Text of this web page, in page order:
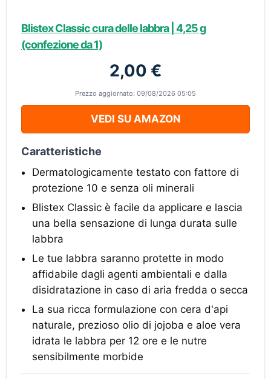
Blistex Classic cura delle labbra | 4,25 g
(confezione da 1)
2,00 €
Prezzo aggiornato: 09/08/2026 05:05
VEDI SU AMAZON
Caratteristiche
Dermatologicamente testato con fattore di
protezione 10 e senza oli minerali
Blistex Classic è facile da applicare e lascia
una bella sensazione di lunga durata sulle
labbra
Le tue labbra saranno protette in modo
affidabile dagli agenti ambientali e dalla
disidratazione in caso di aria fredda o secca
La sua ricca formulazione con cera d'api
naturale, prezioso olio di jojoba e aloe vera
idrata le labbra per 12 ore e le nutre
sensibilmente morbide